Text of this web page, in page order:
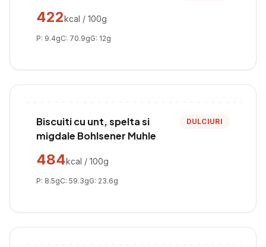
422kcal / 100g
P: 9.4gC: 70.9gG: 12g
Biscuiti cu unt, spelta si
migdale Bohlsener Muhle
DULCIURI
484kcal / 100g
P: 8.5gC: 59.3gG: 23.6g